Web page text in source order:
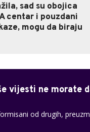
sad su obojica
centar i pouzdani
mogu da biraju
vijesti ne morate
od drugih,